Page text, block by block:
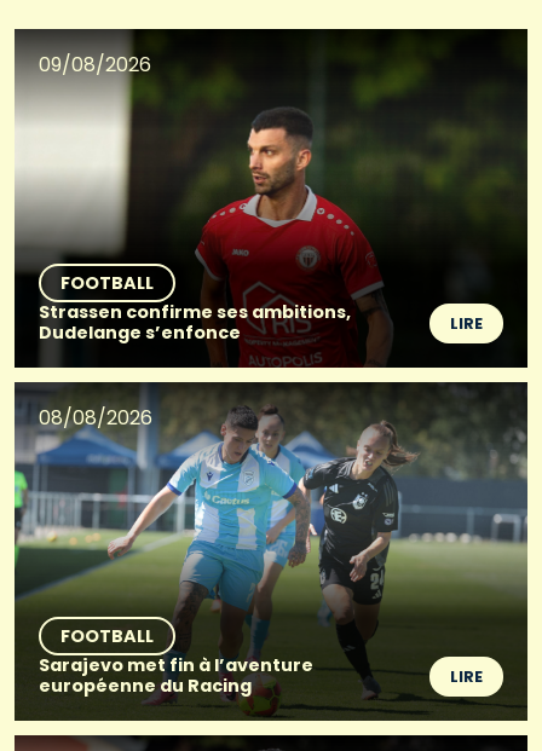
09/08/2026
FOOTBALL
Strassen confirme ses ambitions,
Dudelange s’enfonce
LIRE
08/08/2026
FOOTBALL
Sarajevo met fin à l’aventure
européenne du Racing
LIRE